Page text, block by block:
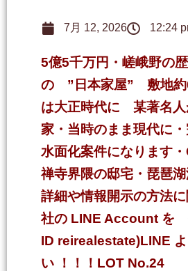
7月 12, 2026 12:24
5億5千万円・嵯峨野の
の ”日本家屋” 敷地約
は大正時代に 某著名人
家・当時のまま現代に
水面化案件になります
禅寺界隈の邸宅・琵琶
詳細や情報開示の方法
社の LINE Account を
ID reirealestate)LINE
い ！！！LOT No.24